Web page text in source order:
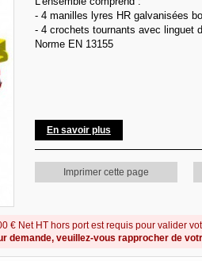
- 4 manilles lyres HR galvanisées
- 4 crochets tournants avec linguet
Norme EN 13155
En savoir plus
Imprimer cette page
€ Net HT hors port est requis pour valider
demande, veuillez-vous rapprocher de